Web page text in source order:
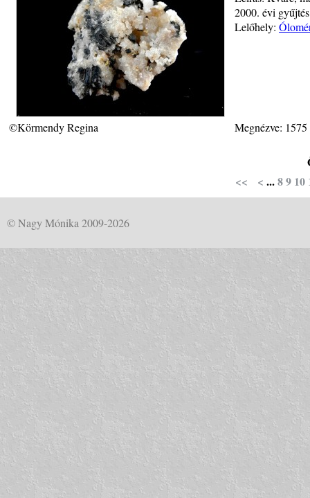
2000. évi gyűjtés
Lelőhely:
©Körmendy Regina Megnézve:
<<
< ...89 10
© Nagy Mónika 2009-2026